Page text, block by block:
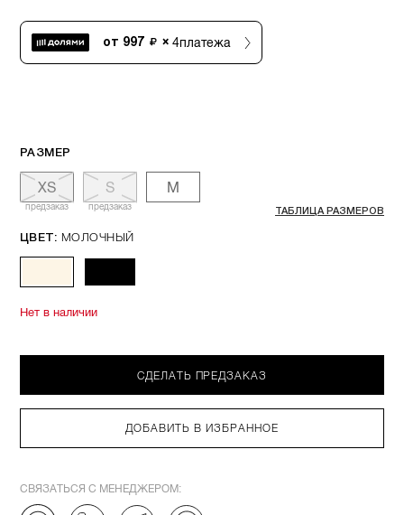
от 997 × 4платежа
РАЗМЕР
XS
предзаказ
S
предзаказ
M
ТАБЛИЦА РАЗМЕРОВ
ЦВЕТ: МОЛОЧНЫЙ
Нет в наличии
СДЕЛАТЬ ПРЕДЗАКАЗ
ДОБАВИТЬ В ИЗБРАННОЕ
СВЯЗАТЬСЯ С МЕНЕДЖЕРОМ: